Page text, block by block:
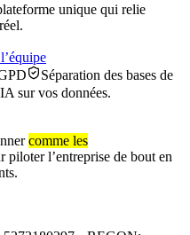
unique qui relie
Séparation des bases de
sur vos données.
comme les
piloter l’entreprise de bout en